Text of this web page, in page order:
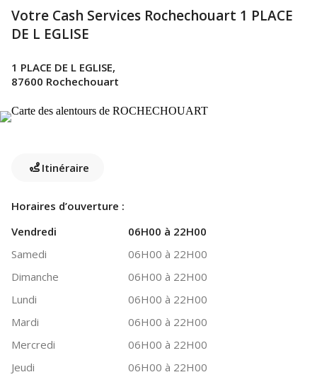
Votre Cash Services Rochechouart 1 PLACE
DE L EGLISE
1 PLACE DE L EGLISE,
87600 Rochechouart
Itinéraire
Horaires d’ouverture :
Vendredi
06H00 à 22H00
Samedi
06H00 à 22H00
Dimanche
06H00 à 22H00
Lundi
06H00 à 22H00
Mardi
06H00 à 22H00
Mercredi
06H00 à 22H00
Jeudi
06H00 à 22H00